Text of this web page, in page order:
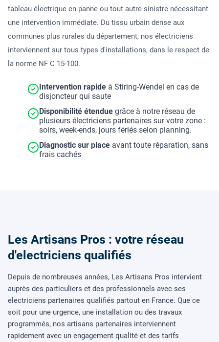
tableau électrique en panne ou tout autre sinistre nécessitant
une intervention immédiate. Du tissu urbain dense aux
communes plus rurales du département, nos électriciens
interviennent sur tous types d'installations, dans le respect de
la norme NF C 15-100.
Intervention rapide à Stiring-Wendel en cas de
disjoncteur qui saute
Disponibilité étendue grâce à notre réseau de
plusieurs électriciens partenaires sur votre zone :
soirs, week-ends, jours fériés selon planning.
Diagnostic sur place avant toute réparation, sans
frais cachés
Les Artisans Pros : votre réseau
d'electriciens qualifiés
Depuis de nombreuses années, Les Artisans Pros intervient
auprès des particuliers et des professionnels avec ses
electriciens partenaires qualifiés partout en France. Que ce
soit pour une urgence, une installation ou des travaux
programmés, nos artisans partenaires interviennent
rapidement avec un engagement qualité et des tarifs